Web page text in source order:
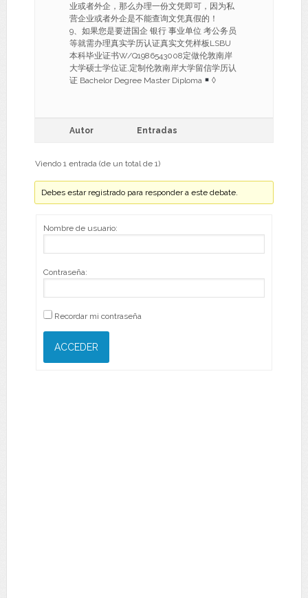
业或者外企，那么办理一份文凭即可，因为私
营企业或者外企是不能查询文凭真假的！
9、如果您是要进国企 银行 事业单位 考公务员
等就需办理真实学历认证真实文凭样板LSBU
本科毕业证书W/Q1986543008定做伦敦南岸
大学硕士学位证,定制伦敦南岸大学留信学历认
证 Bachelor Degree Master Diploma
◊
Autor Entradas
Viendo 1 entrada (de un total de 1)
Debes estar registrado para responder a este debate.
Nombre de usuario:
Contraseña:
Recordar mi contraseña
ACCEDER